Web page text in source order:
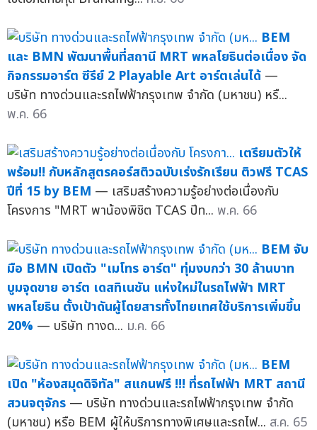
BEM
และ BMN พัฒนาพื้นที่สถานี MRT พหลโยธินต่อเนื่อง จัด
กิจกรรมอาร์ต ซีรีย์ 2 Playable Art อาร์ตเล่นได้ —
บริษัท ทางด่วนและรถไฟฟ้ากรุงเทพ จำกัด (มหาชน) หรื...
พ.ค. 66
เตรียมตัวให้
พร้อม!! กับหลักสูตรคอร์สติวฉบับเร่งรักเรียน ติวฟรี TCAS
ปีที่ 15 by BEM — เสริมสร้างความรู้อย่างต่อเนื่องกับ
โครงการ "MRT พาน้องพิชิต TCAS ปีท... พ.ค. 66
BEM จับ
มือ BMN เปิดตัว "เมโทร อาร์ต" ทุ่มงบกว่า 30 ล้านบาท
บูมจุดขาย อาร์ต เดสทิเนชัน แห่งใหม่ในรถไฟฟ้า MRT
พหลโยธิน ตั้งเป้าดันผู้โดยสารทั้งไทยเทศใช้บริการเพิ่มขึ้น
20% — บริษัท ทางด... ม.ค. 66
BEM
เปิด "ห้องสมุดดิจิทัล" สแกนฟรี !!! ที่รถไฟฟ้า MRT สถานี
สวนจตุจักร — บริษัท ทางด่วนและรถไฟฟ้ากรุงเทพ จำกัด
(มหาชน) หรือ BEM ผู้ให้บริการทางพิเศษและรถไฟ... ส.ค. 65